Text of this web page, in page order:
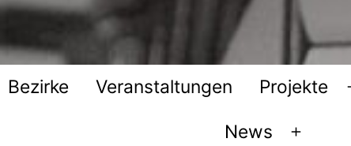
Bezirke Veranstaltungen Projekte
News